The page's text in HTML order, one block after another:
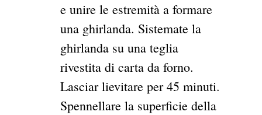
e unire le estremità a formare
una ghirlanda. Sistemate la
ghirlanda su una teglia
rivestita di carta da forno.
Lasciar lievitare per 45 minuti.
Spennellare la superficie della